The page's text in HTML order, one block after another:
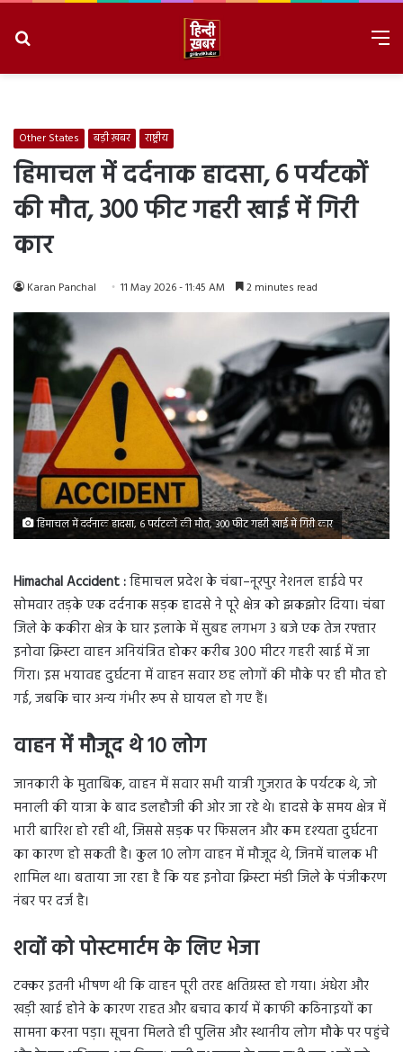
Other States बड़ी ख़बर राष्ट्रीय
हिमाचल में दर्दनाक हादसा, 6 पर्यटकों
की मौत, 300 फीट गहरी खाई में गिरी
कार
Karan Panchal 11 May 2026 - 11:45 AM 2 minutes read
हिमाचल में दर्दनाक हादसा, 6 पर्यटकों की मौत, 300 फीट गहरी खाई में गिरी कार
Himachal Accident :हिमाचल प्रदेश के चंबा–नूरपुर नेशनल हाईवे पर
सोमवार तड़के एक दर्दनाक सड़क हादसे ने पूरे क्षेत्र को झकझोर दिया। चंबा
जिले के ककीरा क्षेत्र के घार इलाके में सुबह लगभग 3 बजे एक तेज रफ्तार
इनोवा क्रिस्टा वाहन अनियंत्रित होकर करीब 300 मीटर गहरी खाई में जा
गिरा। इस भयावह दुर्घटना में वाहन सवार छह लोगों की मौके पर ही मौत हो
गई, जबकि चार अन्य गंभीर रूप से घायल हो गए हैं।
वाहन में मौजूद थे 10 लोग
जानकारी के मुताबिक, वाहन में सवार सभी यात्री गुजरात के पर्यटक थे, जो
मनाली की यात्रा के बाद डलहौजी की ओर जा रहे थे। हादसे के समय क्षेत्र में
भारी बारिश हो रही थी, जिससे सड़क पर फिसलन और कम दृश्यता दुर्घटना
का कारण हो सकती है। कुल 10 लोग वाहन में मौजूद थे, जिनमें चालक भी
शामिल था। बताया जा रहा है कि यह इनोवा क्रिस्टा मंडी जिले के पंजीकरण
नंबर पर दर्ज है।
शवों को पोस्टमार्टम के लिए भेजा
टक्कर इतनी भीषण थी कि वाहन पूरी तरह क्षतिग्रस्त हो गया। अंधेरा और
खड़ी खाई होने के कारण राहत और बचाव कार्य में काफी कठिनाइयों का
सामना करना पड़ा। सूचना मिलते ही पुलिस और स्थानीय लोग मौके पर पहुंचे